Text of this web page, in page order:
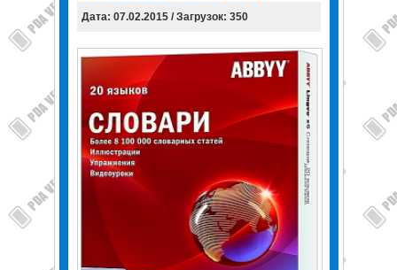
Дата: 07.02.2015 / Загрузок: 350